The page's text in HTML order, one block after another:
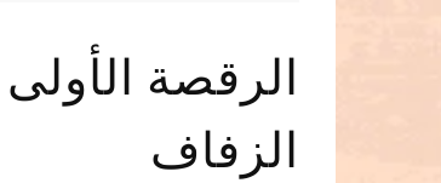
الرقصة
الزفاف